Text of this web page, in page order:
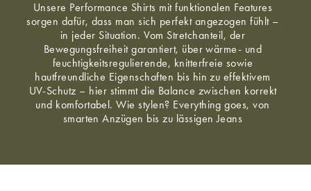
Unsere Performance Shirts mit funktionalen Features
sorgen dafür, dass man sich perfekt angezogen fühlt –
in jeder Situation. Vom Stretchanteil, der
Bewegungsfreiheit garantiert, über wärme- und
feuchtigkeitsregulierende, knitterfreie sowie
hautfreundliche Eigenschaften bis hin zu effektivem
UV-Schutz – hier stimmt die Balance zwischen korrekt
und komfortabel. Wie stylen? Everything goes, von
smarten Anzügen bis zu lässigen Jeans